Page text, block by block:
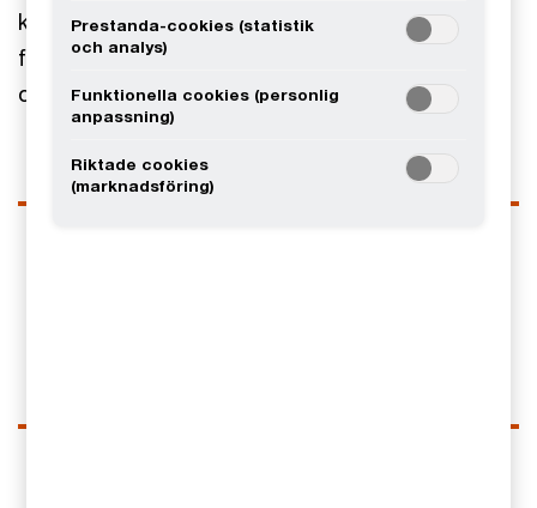
konfiguration men också gällande kravinsamling,
förändringsresan, processer, organisation och
operativ modell.
Prestanda-cookies (statistik
och analys)
Funktionella cookies (personlig
anpassning)
Riktade cookies
(marknadsföring)